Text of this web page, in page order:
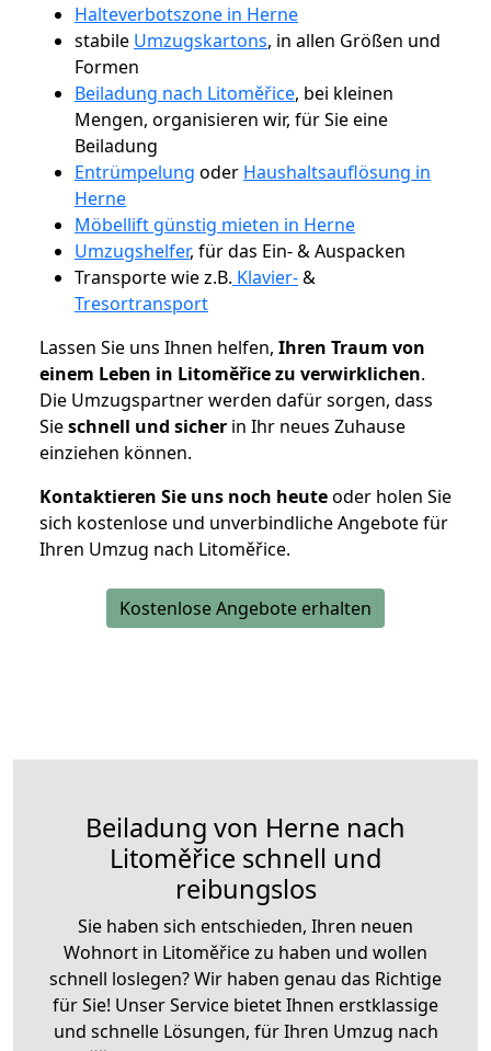
Halteverbotszone in Herne
stabile Umzugskartons, in allen Größen und
Formen
Beiladung nach Litoměřice, bei kleinen
Mengen, organisieren wir, für Sie eine
Beiladung
Entrümpelung oder Haushaltsauflösung in
Herne
Möbellift günstig mieten in Herne
Umzugshelfer, für das Ein- & Auspacken
Transporte wie z.B. Klavier-&
Tresortransport
Lassen Sie uns Ihnen helfen, Ihren Traum von
einem Leben in Litoměřice zu verwirklichen.
Die Umzugspartner werden dafür sorgen, dass
Sieschnell und sicher in Ihr neues Zuhause
einziehen können.
Kontaktieren Sie uns noch heuteoder holen Sie
sich kostenlose und unverbindliche Angebote für
Ihren Umzug nach Litoměřice.
Kostenlose Angebote erhalten
Beiladung von Herne nach
Litoměřice schnell und
reibungslos
Sie haben sich entschieden, Ihren neuen
Wohnort in Litoměřice zu haben und wollen
schnell loslegen? Wir haben genau das Richtige
für Sie! Unser Service bietet Ihnen erstklassige
und schnelle Lösungen, für Ihren Umzug nach